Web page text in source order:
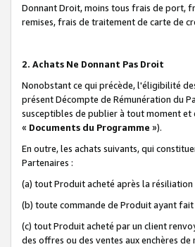
Donnant Droit, moins tous frais de port,
remises, frais de traitement de carte de
2. Achats Ne Donnant Pas Droit
Nonobstant ce qui précède, l'éligibilité
présent Décompte de Rémunération du
susceptibles de publier à tout moment et
« Documents du Programme »).
En outre, les achats suivants, qui
Partenaires :
(a) tout Produit acheté après la
(b) toute commande de Produit ayant
(c) tout Produit acheté par un client
des offres ou des ventes aux enchères